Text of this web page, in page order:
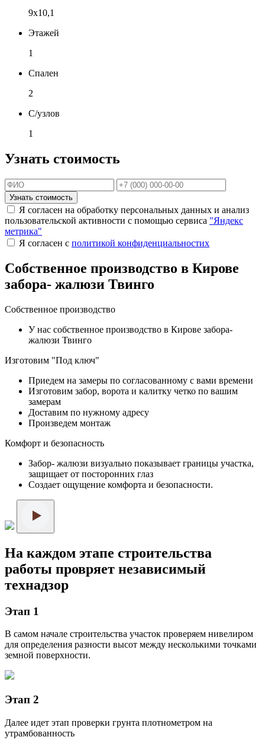
9х10,1
Этажей
1
Спален
2
С/узлов
1
Узнать стоимость
Узнать стоимость
Я согласен на обработку персональных данных и анализ
пользовательской активности с помощью сервиса "Яндекс
метрика"
Я согласен с политикой конфиденциальностих
Собственное производство в Кирове
забора- жалюзи Твинго
Собственное производство
У нас собственное производство в Кирове забора-
жалюзи Твинго
Изготовим "Под ключ"
Приедем на замеры по согласованному с вами времени
Изготовим забор, ворота и калитку четко по вашим
замерам
Доставим по нужному адресу
Произведем монтаж
Комфорт и безопасность
Забор- жалюзи визуально показывает границы участка,
защищает от посторонних глаз
Создает ощущение комфорта и безопасности.
На каждом этапе строительства
работы провряет независимый
технадзор
Этап 1
В самом начале строительства участок проверяем нивелиром
для определения разности высот между несколькими точками
земной поверхности.
Этап 2
Далее идет этап проверки грунта плотнометром на
утрамбованность